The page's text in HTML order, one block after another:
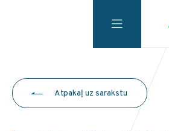
Atpakaļ uz sarakstu